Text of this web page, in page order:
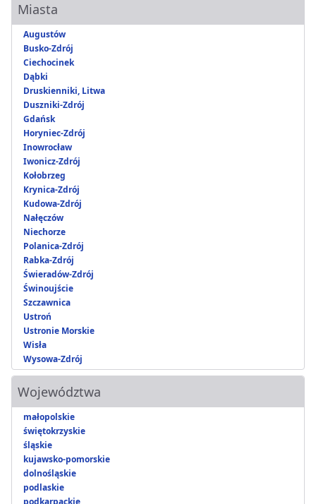
Miasta
Augustów
Busko-Zdrój
Ciechocinek
Dąbki
Druskienniki, Litwa
Duszniki-Zdrój
Gdańsk
Horyniec-Zdrój
Inowrocław
Iwonicz-Zdrój
Kołobrzeg
Krynica-Zdrój
Kudowa-Zdrój
Nałęczów
Niechorze
Polanica-Zdrój
Rabka-Zdrój
Świeradów-Zdrój
Świnoujście
Szczawnica
Ustroń
Ustronie Morskie
Wisła
Wysowa-Zdrój
Województwa
małopolskie
świętokrzyskie
śląskie
kujawsko-pomorskie
dolnośląskie
podlaskie